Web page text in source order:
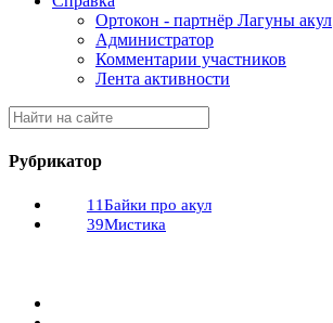
Ортокон - партнёр Лагуны акул
Администратор
Комментарии участников
Лента активности
Рубрикатор
11Байки про акул
39Мистика